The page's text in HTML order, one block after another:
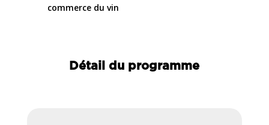
commerce du vin
Détail du programme